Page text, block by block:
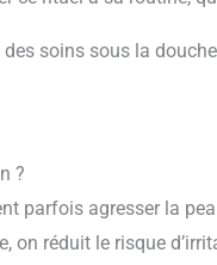
soins sous la
?
parfois agresser la
on réduit le risque